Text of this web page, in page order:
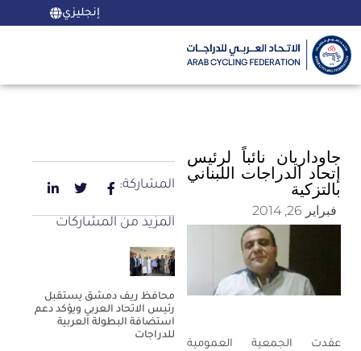
إنجليزي
جاوداريان نائباً لرئيس
إتحاد الدراجات اللبناني
بالتزكية
فبراير 26, 2014
عقدت الجمعية العمومية
المشاركة:
المزيد من المشاركات
محافظ ريف دمشق يستقبل
رئيس الاتحاد العربي ويؤكد دعم
استضافة البطولة العربية
للدراجات